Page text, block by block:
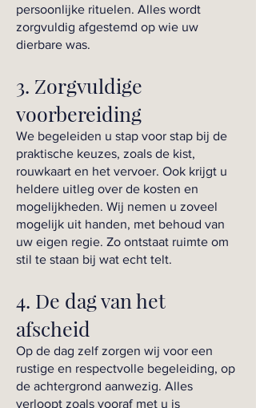
persoonlijke rituelen. Alles wordt
zorgvuldig afgestemd op wie uw
dierbare was.
3. Zorgvuldige
voorbereiding
We begeleiden u stap voor stap bij de
praktische keuzes, zoals de kist,
rouwkaart en het vervoer. Ook krijgt u
heldere uitleg over de kosten en
mogelijkheden. Wij nemen u zoveel
mogelijk uit handen, met behoud van
uw eigen regie. Zo ontstaat ruimte om
stil te staan bij wat echt telt.
4. De dag van het
afscheid
Op de dag zelf zorgen wij voor een
rustige en respectvolle begeleiding, op
de achtergrond aanwezig. Alles
verloopt zoals vooraf met u is